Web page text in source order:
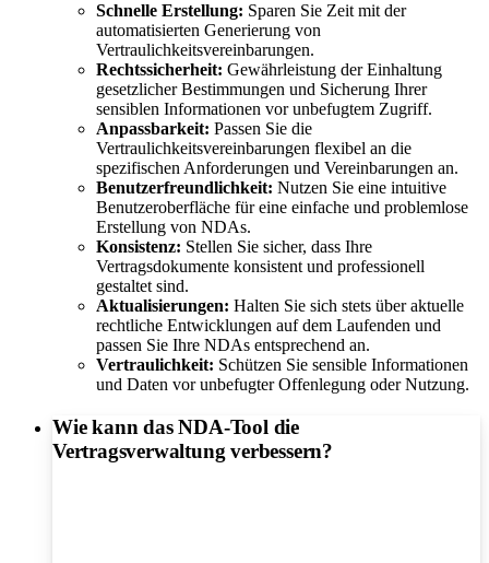
Schnelle Erstellung: Sparen Sie Zeit mit der
automatisierten Generierung von
Vertraulichkeitsvereinbarungen.
Rechtssicherheit: Gewährleistung der Einhaltung
gesetzlicher Bestimmungen und Sicherung Ihrer
sensiblen Informationen vor unbefugtem Zugriff.
Anpassbarkeit: Passen Sie die
Vertraulichkeitsvereinbarungen flexibel an die
spezifischen Anforderungen und Vereinbarungen an.
Benutzerfreundlichkeit: Nutzen Sie eine intuitive
Benutzeroberfläche für eine einfache und problemlose
Erstellung von NDAs.
Konsistenz: Stellen Sie sicher, dass Ihre
Vertragsdokumente konsistent und professionell
gestaltet sind.
Aktualisierungen: Halten Sie sich stets über aktuelle
rechtliche Entwicklungen auf dem Laufenden und
passen Sie Ihre NDAs entsprechend an.
Vertraulichkeit: Schützen Sie sensible Informationen
und Daten vor unbefugter Offenlegung oder Nutzung.
Wie kann das NDA-Tool die
Vertragsverwaltung verbessern?